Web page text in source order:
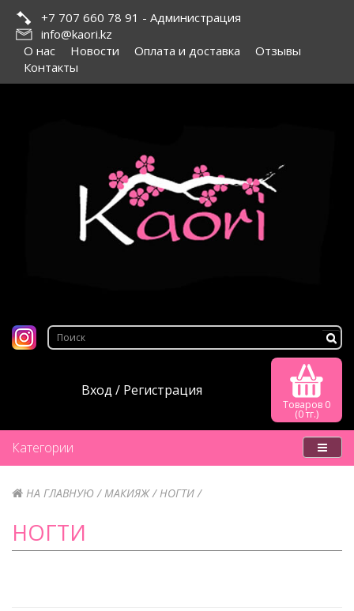
+7 707 660 78 91 - Администрация
info@kaori.kz
О нас
Новости Оплата и доставка
Отзывы
Контакты
Вход Регистрация
Товаров 0
(0 тг.)
Категории
НА ГЛАВНУЮ МАКИЯЖ НОГТИ
НОГТИ